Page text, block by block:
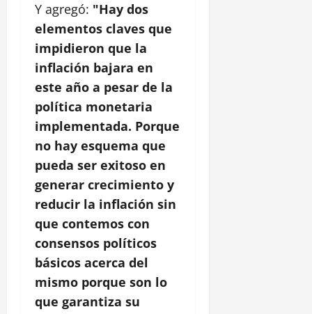
Y agregó: "Hay dos
elementos claves que
impidieron que la
inflación bajara en
este año a pesar de la
política monetaria
implementada. Porque
no hay esquema que
pueda ser exitoso en
generar crecimiento y
reducir la inflación sin
que contemos con
consensos políticos
básicos acerca del
mismo porque son lo
que garantiza su